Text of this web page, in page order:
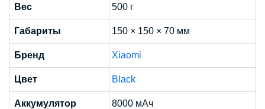
Вес 500 г
Габариты 150 × 150 × 70 мм
Бренд Xiaomi
Цвет Black
Аккумулятор 8000 мАч